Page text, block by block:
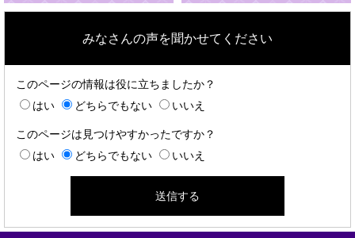
みなさんの声を聞かせてください
このページの情報は役に立ちましたか？
はい
どちらでもない いいえ
このページは見つけやすかったですか？
はい
どちらでもない いいえ